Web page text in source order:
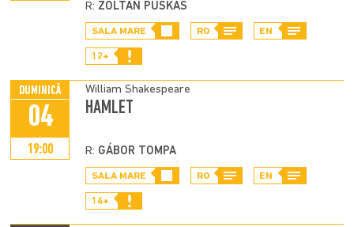
R: ZOLTÁN PUSKÁS
SALA MARE RO EN
12+
DUMINICĂ
04
19:00
William Shakespeare
HAMLET
R: GÁBOR TOMPA
SALA MARE RO EN
14+